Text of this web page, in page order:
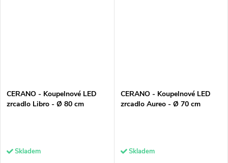
CERANO - Koupelnové LED
zrcadlo Libro - Ø 80 cm
Skladem
CERANO - Koupelnové LED
zrcadlo Aureo - Ø 70 cm
Skladem